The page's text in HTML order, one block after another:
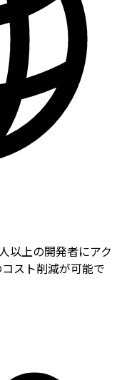
以上の開発者にアク
スト削減が可能で